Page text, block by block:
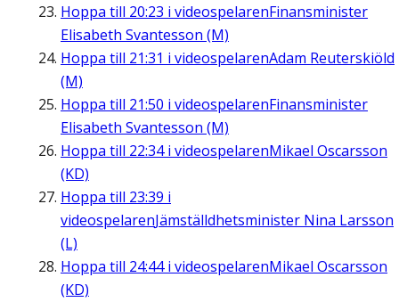
Hoppa till 20:23 i videospelarenFinansminister
Elisabeth Svantesson (M)
Hoppa till 21:31 i videospelarenAdam Reuterskiöld
(M)
Hoppa till 21:50 i videospelarenFinansminister
Elisabeth Svantesson (M)
Hoppa till 22:34i videospelarenMikael Oscarsson
(KD)
Hoppa till 23:39 i
videospelarenJämställdhetsminister Nina Larsson
(L)
Hoppa till 24:44i videospelarenMikael Oscarsson
(KD)